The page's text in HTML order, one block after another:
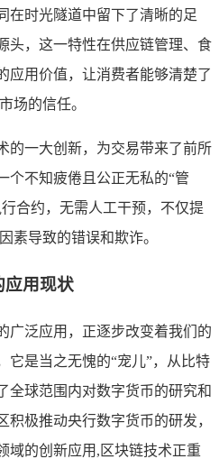
在时光隧道中留下了清晰的足
头，这一特性在供应链管理、食
应用价值，让消费者能够清楚了
场的信任。
的一大创新，为交易带来了前所
个不知疲倦且公正无私的“管
合约，无需人工干预，不仅提
素导致的错误和欺诈。
应用现状
广泛应用，正逐步改变着我们的
它是当之无愧的“宠儿”，从比特
全球范围内对数字货币的研究和
极推动央行数字货币的研发，
域的创新应用,区块链技术正重